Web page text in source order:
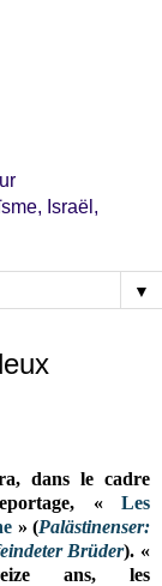
Israël,
▼
dans le cadre
« Les
» (Palästinenser:
Brüder). «
ans, les